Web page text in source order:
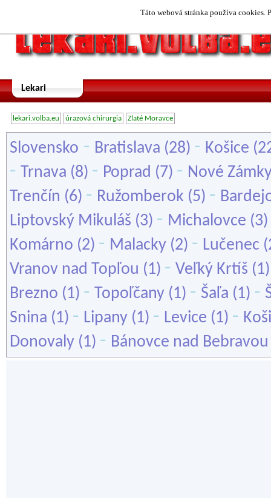
Táto webová stránka používa cookies.
Lekari
lekari.volba.eu úrazová chirurgia Zlaté Moravce
Slovensko - Bratislava (28) - Košice
- Trnava (8) - Poprad (7) - Nové
Trenčín (6) - Ružomberok (5) -
Liptovský Mikuláš (3) - Michalovce (3)
Komárno (2) - Malacky (2) - Lučenec
Vranov nad Topľou (1) - Veľký Krtíš
Brezno (1) - Topoľčany (1) - Šaľa (1) -
Snina (1) - Lipany (1) - Levice (1) -
Donovaly (1) - Bánovce nad Bebravou